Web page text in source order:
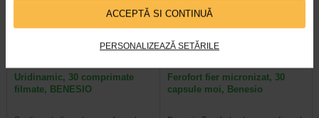
ACCEPTĂ SI CONTINUĂ
PERSONALIZEAZĂ SETĂRILE
Uridinamic, 30 comprimate
filmate, BENESIO
Ferofort fier micronizat, 30
capsule moi, Benesio